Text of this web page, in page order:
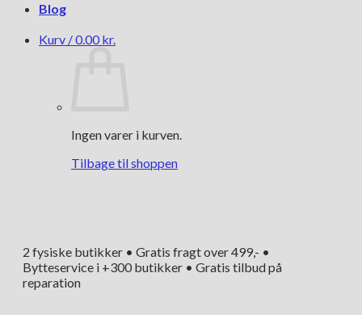
Blog
Kurv /0.00 kr.
Ingen varer i kurven.
Tilbage til shoppen
2 fysiske butikker • Gratis fragt over 499,- •
Bytteservice i +300 butikker • Gratis tilbud på
reparation